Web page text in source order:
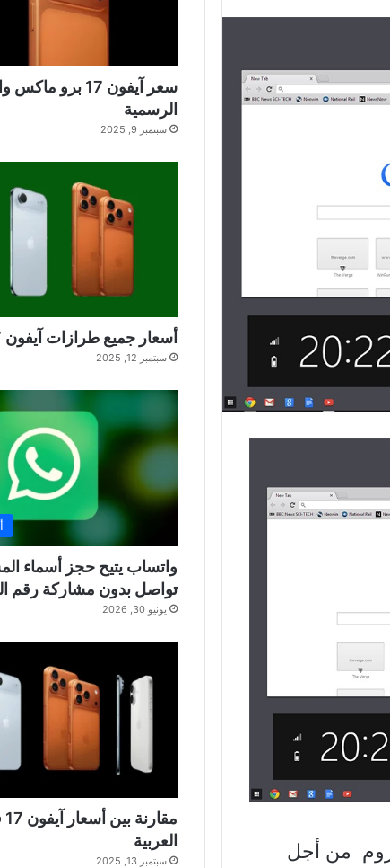
من أجل
سعر آيفون 17 برو
الرسمية
سبتمبر 9, 2025
أسعار جميع طرازات آيفون 17 في سوريا
سبتمبر 12, 2025
واتساب يتيح حجز أسماء
تواصل بدون مشاركة رقم
يونيو 30, 2026
العربية
سبتمبر 13, 2025